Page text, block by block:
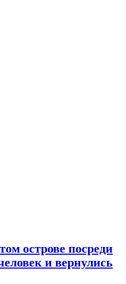
острове посреди
и вернулись